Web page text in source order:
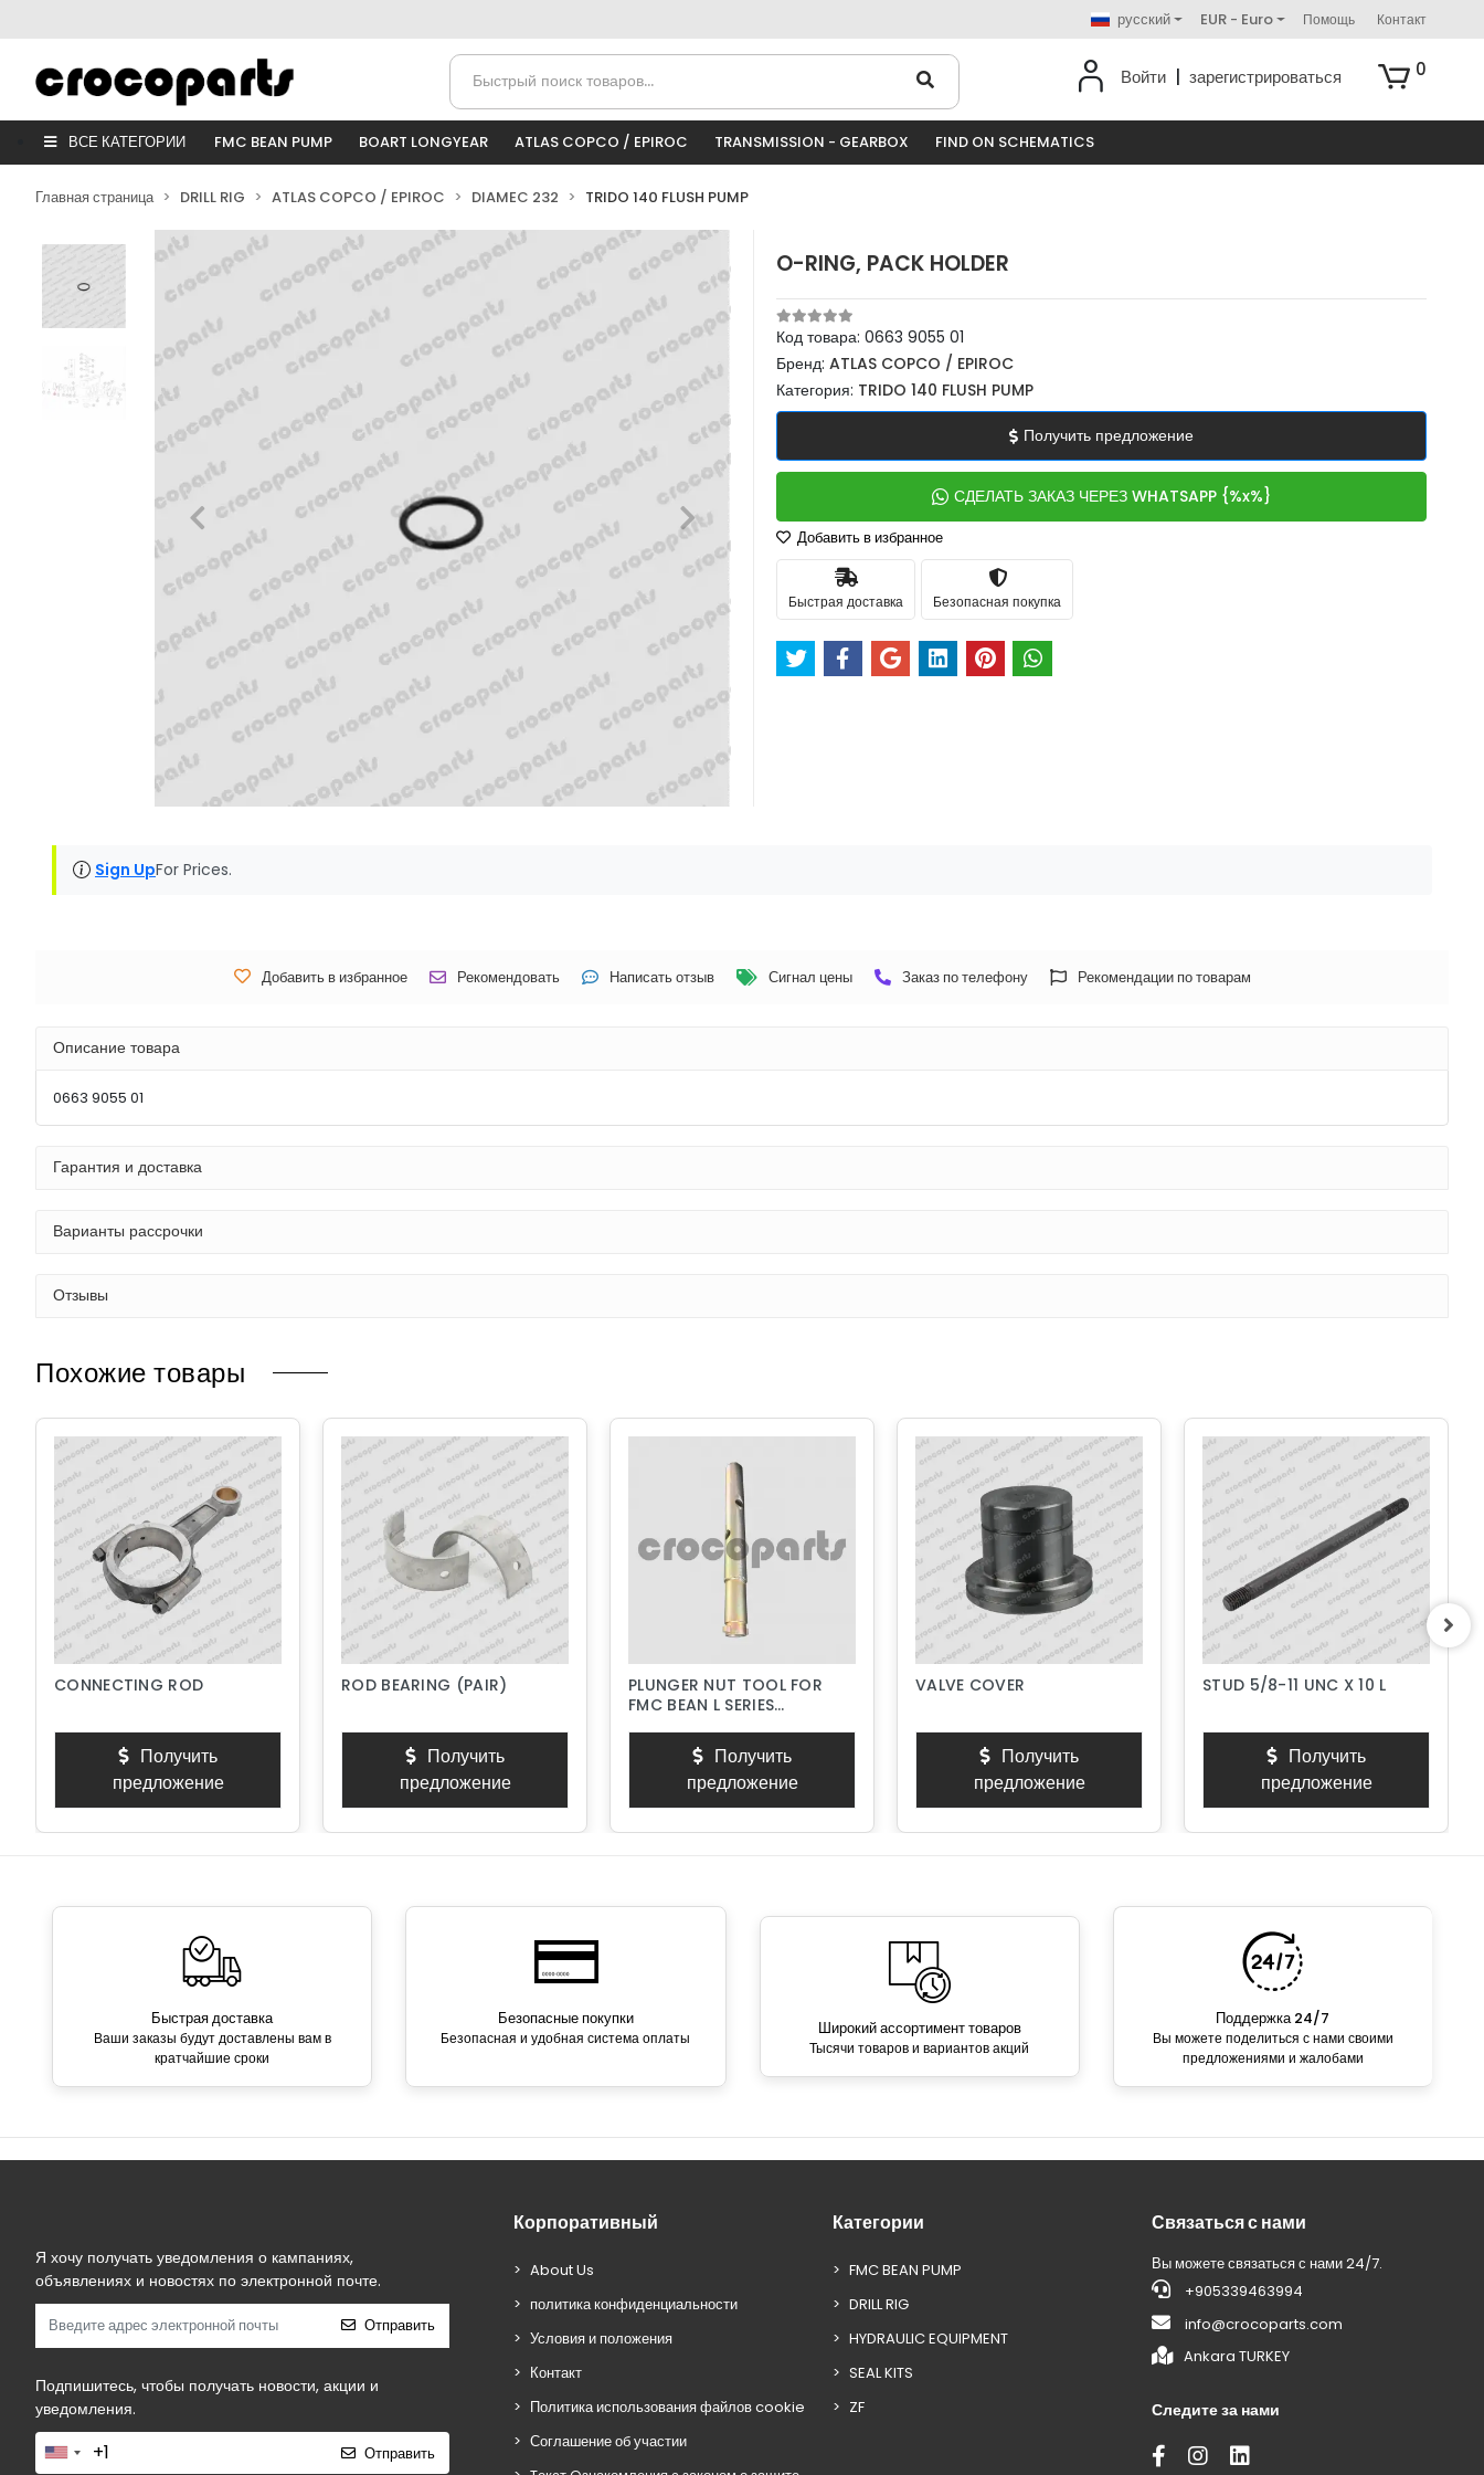
русский EUR - Euro Помощь Контакт
Войти зарегистрироваться 0
ВСЕ КАТЕГОРИИ FMC BEAN PUMP BOART LONGYEAR ATLAS COPCO / EPIROC TRANSMISSION - GEARBOX FIND ON SCHEMATICS
Главная страница DRILL RIG ATLAS COPCO / EPIROC DIAMEC 232 TRIDO 140 FLUSH PUMP
O-RING, PACK HOLDER
Код товара: 0663 9055 01
Бренд: ATLAS COPCO / EPIROC
Категория: TRIDO 140 FLUSH PUMP
Получить предложение
СДЕЛАТЬ ЗАКАЗ ЧЕРЕЗ WHATSAPP {%x%}
Добавить в избранное
Быстрая доставка Безопасная покупка
Sign UpFor Prices.
Добавить в избранное Рекомендовать Написать отзыв Сигнал цены Заказ по телефону Рекомендации по товарам
Описание товара
0663 9055 01
Гарантия и доставка
Варианты рассрочки
Отзывы
Похожие товары
CONNECTING ROD
Получить
предложение
ROD BEARING (PAIR)
Получить
предложение
PLUNGER NUT TOOL FOR
FMC BEAN L SERIES
Получить
предложение
VALVE COVER
Получить
предложение
STUD 5/8-11 UNC X 10 L
Получить
предложение
Быстрая доставка
Ваши заказы будут доставлены вам в
кратчайшие сроки
Безопасные покупки
Безопасная и удобная система оплаты Широкий ассортимент товаров
Тысячи товаров и вариантов акций
Поддержка 24/7
Вы можете поделиться с нами своими
предложениями и жалобами
Я хочу получать уведомления о кампаниях,
объявлениях и новостях по электронной почте.
Отправить
Подпишитесь, чтобы получать новости, акции и
уведомления.
Отправить
Корпоративный
About Us
политика конфиденциальности
Условия и положения
Контакт
Политика использования файлов cookie
Соглашение об участии
Категории
FMC BEAN PUMP
DRILL RIG
HYDRAULIC EQUIPMENT
SEAL KITS
ZF
Связаться с нами
Вы можете связаться с нами 24/7.
+905339463994
info@crocoparts.com
Ankara TURKEY
Следите за нами